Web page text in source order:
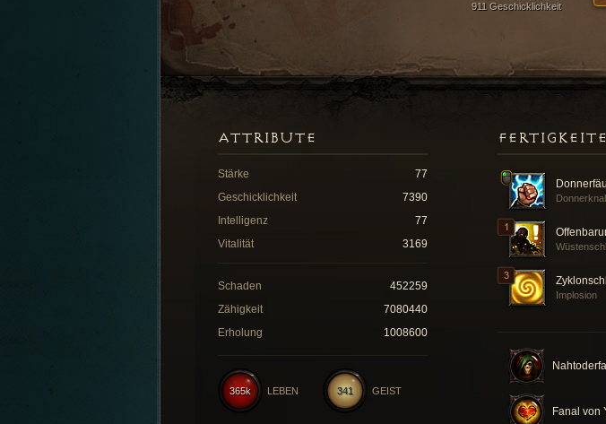
911 Geschicklichkeit
Implosion
Fanal von
ATTRIBUTE
Stärke
77
Geschicklichkeit
7390
Intelligenz
77
Vitalität
3169
Schaden
452259
Zähigkeit
7080440
Erholung
1008600
341 GEIST
365k LEBEN